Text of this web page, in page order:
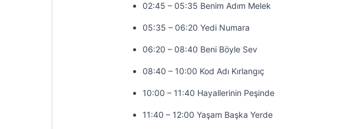
02:45 – 05:35 Benim Adım Melek
05:35 – 06:20 Yedi Numara
06:20 – 08:40 Beni Böyle Sev
08:40 – 10:00 Kod Adı Kırlangıç
10:00 – 11:40 Hayallerinin Peşinde
11:40 – 12:00 Yaşam Başka Yerde